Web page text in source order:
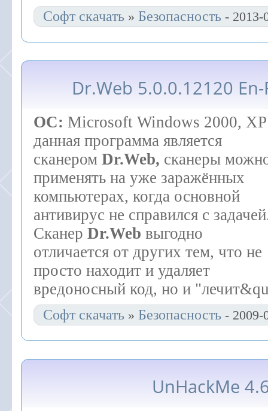
Софт скачать » Безопасность - 2013-
Dr.Web 5.0.0.12120
ОС: Microsoft Windows
данная программа является
сканером Dr.Web, сканеры
применять на уже заражённых
компьютерах, когда основной
антивирус не справился с
Сканер Dr.Web выгодно
отличается от других тем, что не
просто находит и удаляет
вредоносный код, но и
Софт скачать » Безопасность - 2009-
UnHackMe